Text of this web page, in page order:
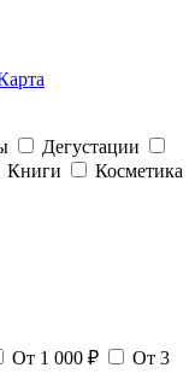
Дегустации
Книги
Косметика
От 1 000 ₽
От 3